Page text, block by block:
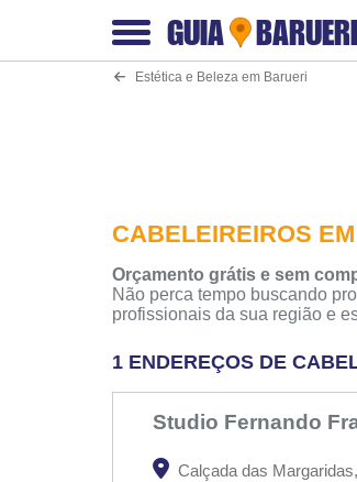
GUIA BARUERI
Estética e Beleza em Barueri
CABELEIREIROS
Orçamento grátis e sem
Não perca tempo buscando
profissionais da sua região e
1 ENDEREÇOS DE
Studio Fernando
Calçada das